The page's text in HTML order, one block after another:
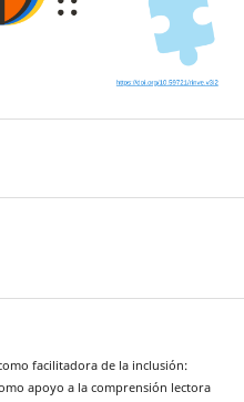
facilitadora de la inclusión:
apoyo a la comprensión lectora